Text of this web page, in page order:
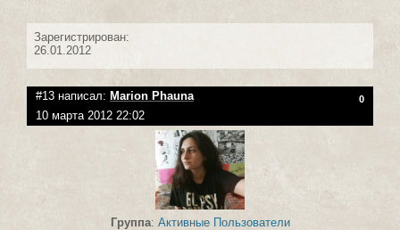
Зарегистрирован:
26.01.2012
#13 написал: Marion Phauna 0
10 марта 2012 22:02
Группа: Активные Пользователи